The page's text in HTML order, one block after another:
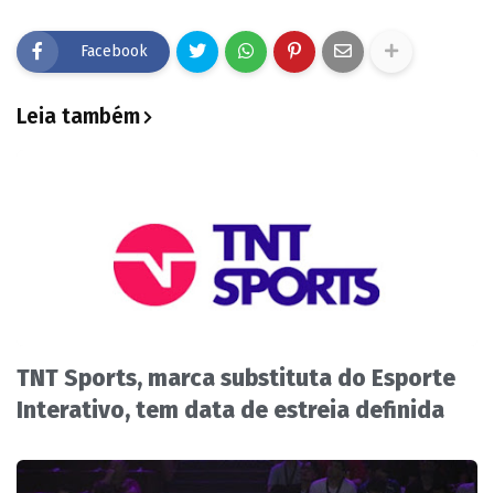
Facebook
Leia também
TNT Sports, marca substituta do Esporte
Interativo, tem data de estreia definida